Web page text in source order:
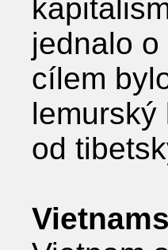
jednalo
cílem
lemurský
od